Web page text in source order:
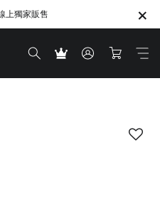
SHOP GIFTS
SHOP GIFTS
上獨家販售